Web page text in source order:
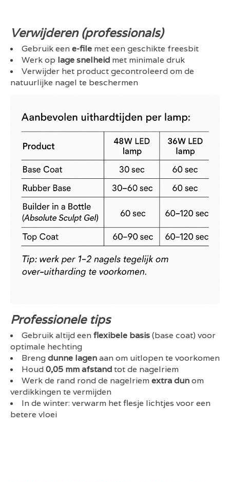
Verwijderen (professionals)
Gebruik eene-file met een geschikte freesbit
Werk op lage snelheid met minimale druk
Verwijder het product gecontroleerd om de
natuurlijke nagel te beschermen
Professionele tips
Gebruik altijd eenflexibele basis(base coat) voor
optimale hechting
Brengdunne lagenaan om uitlopen te voorkomen
Houd0,05 mm afstandtot de nagelriem
Werk de rand rond de nagelriemextra dunom
verdikkingen te vermijden
In de winter: verwarm het flesje lichtjes voor een
betere vloei